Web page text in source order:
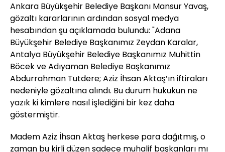
Ankara Büyükşehir Belediye Başkanı Mansur Yavaş,
gözaltı kararlarının ardından sosyal medya
hesabından şu açıklamada bulundu: "Adana
Büyükşehir Belediye Başkanımız Zeydan Karalar,
Antalya Büyükşehir Belediye Başkanımız Muhittin
Böcek ve Adıyaman Belediye Başkanımız
Abdurrahman Tutdere; Aziz İhsan Aktaş’ın iftiraları
nedeniyle gözaltına alındı. Bu durum hukukun ne
yazık ki kimlere nasıl işlediğini bir kez daha
göstermiştir.
Madem Aziz İhsan Aktaş herkese para dağıtmış, o
zaman bu kirli düzen sadece muhalif başkanları mı